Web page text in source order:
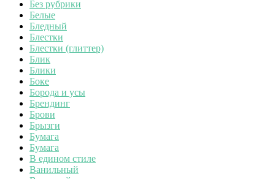
Без рубрики
Белые
Бледный
Блестки
Блестки (глиттер)
Блик
Блики
Боке
Борода и усы
Брендинг
Брови
Брызги
Бумага
Бумага
В едином стиле
Ванильный